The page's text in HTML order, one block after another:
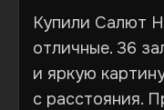
Купили Салют
отличные. 36
и яркую
с расстояния.